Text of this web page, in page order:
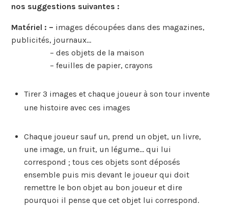
nos suggestions suivantes :
Matériel : – images découpées dans des magazines,
publicités, journaux…
– des objets de la maison
– feuilles de papier, crayons
Tirer 3 images et chaque joueur à son tour invente
une histoire avec ces images
Chaque joueur sauf un, prend un objet, un livre,
une image, un fruit, un légume… qui lui
correspond ; tous ces objets sont déposés
ensemble puis mis devant le joueur qui doit
remettre le bon objet au bon joueur et dire
pourquoi il pense que cet objet lui correspond.